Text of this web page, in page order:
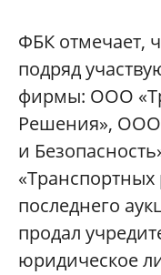
ФБК отмечает,
подряд
фирмы: ООО
Решения», ООО
и
последнего
продал
юридическое